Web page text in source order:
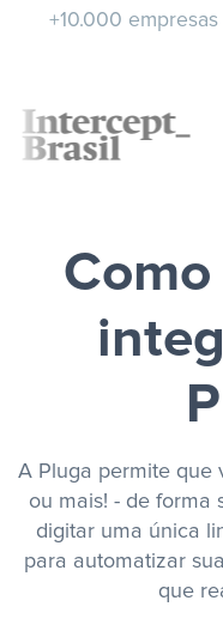
+10.000
A Pluga permite que
ou mais! - de forma
digitar uma única
para automatizar
que